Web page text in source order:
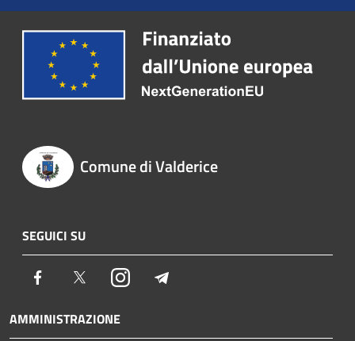
Comune di Valderice
SEGUICI SU
Facebook TwitterInstagram
AMMINISTRAZIONE